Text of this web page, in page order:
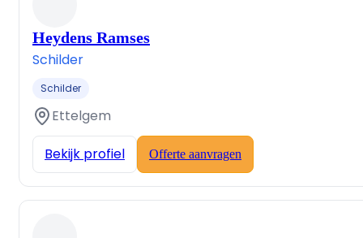
Heydens Ramses
Schilder
Schilder
Ettelgem
Bekijk profiel Offerte aanvragen